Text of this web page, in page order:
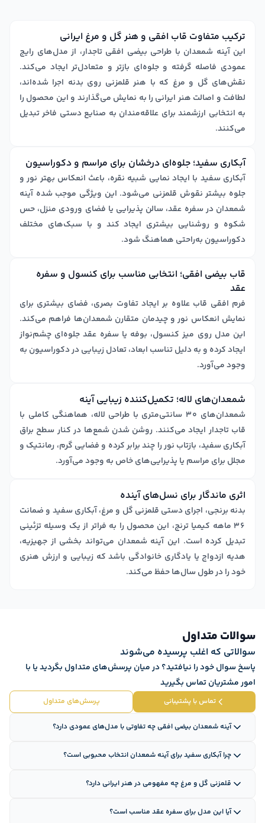
ترکیب متفاوت قاب افقی و هنر گل و مرغ ایرانی
این آینه شمعدان با طراحی بیضی افقی تاجدار، از مدل‌های رایج
عمودی فاصله گرفته و جلوه‌ای بازتر و متعادل‌تر ایجاد می‌کند.
نقش‌های گل و مرغ که با هنر قلمزنی روی بدنه اجرا شده‌اند،
لطافت و اصالت هنر ایرانی را به نمایش می‌گذارند و این محصول را
به انتخابی ارزشمند برای علاقه‌مندان به صنایع دستی فاخر تبدیل
می‌کنند.
آبکاری سفید؛ جلوه‌ای درخشان برای مراسم و دکوراسیون
آبکاری سفید با ایجاد نمایی شبیه نقره، باعث انعکاس بهتر نور و
جلوه بیشتر نقوش قلمزنی می‌شود. این ویژگی موجب شده آینه
شمعدان در سفره عقد، سالن پذیرایی یا فضای ورودی منزل، حس
شکوه و روشنایی بیشتری ایجاد کند و با سبک‌های مختلف
دکوراسیون به‌راحتی هماهنگ شود.
قاب بیضی افقی؛ انتخابی مناسب برای کنسول و سفره
عقد
فرم افقی قاب علاوه بر ایجاد تفاوت بصری، فضای بیشتری برای
نمایش انعکاس نور و چیدمان متقارن شمعدان‌ها فراهم می‌کند.
این مدل روی میز کنسول، بوفه یا سفره عقد جلوه‌ای چشم‌نواز
ایجاد کرده و به دلیل تناسب ابعاد، تعادل زیبایی در دکوراسیون به
وجود می‌آورد.
شمعدان‌های لاله؛ تکمیل‌کننده زیبایی آینه
شمعدان‌های 30 سانتی‌متری با طراحی لاله، هماهنگی کاملی با
قاب تاجدار ایجاد می‌کنند. روشن شدن شمع‌ها در کنار سطح براق
آبکاری سفید، بازتاب نور را چند برابر کرده و فضایی گرم، رمانتیک و
مجلل برای مراسم یا پذیرایی‌های خاص به وجود می‌آورد.
اثری ماندگار برای نسل‌های آینده
بدنه برنجی، اجرای دستی قلمزنی گل و مرغ، آبکاری سفید و ضمانت
36 ماهه کیمیا ترنج، این محصول را به فراتر از یک وسیله تزئینی
تبدیل کرده است. این آینه شمعدان می‌تواند بخشی از جهیزیه،
هدیه ازدواج یا یادگاری خانوادگی باشد که زیبایی و ارزش هنری
خود را در طول سال‌ها حفظ می‌کند.
آینه شمعدان بیضی افقی چه تفاوتی با مدل‌های عمودی دارد؟
چرا آبکاری سفید برای آینه شمعدان انتخاب محبوبی است؟
قلمزنی گل و مرغ چه مفهومی در هنر ایرانی دارد؟
آیا این مدل برای سفره عقد مناسب است؟
سوالات متداول
سوالاتی که اغلب پرسیده می‌شوند
پاسخ سوال خود را نیافتید؟ در میان پرسش‌های متداول بگردید یا با
امور مشتریان تماس بگیرید
پرسش‌های متداول تماس با پشتیبانی